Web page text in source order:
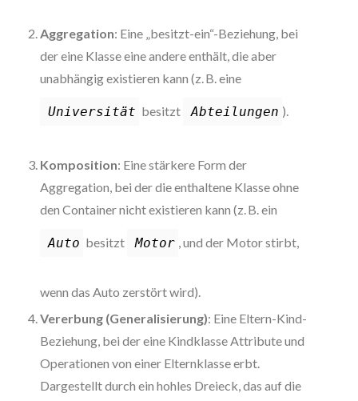
Aggregation: Eine „besitzt-ein“-Beziehung, bei
der eine Klasse eine andere enthält, die aber
unabhängig existieren kann (z. B. eine
Universität besitzt Abteilungen ).
Komposition: Eine stärkere Form der
Aggregation, bei der die enthaltene Klasse ohne
den Container nicht existieren kann (z. B. ein
Auto besitzt Motor , und der Motor stirbt,
wenn das Auto zerstört wird).
Vererbung (Generalisierung): Eine Eltern-Kind-
Beziehung, bei der eine Kindklasse Attribute und
Operationen von einer Elternklasse erbt.
Dargestellt durch ein hohles Dreieck, das auf die